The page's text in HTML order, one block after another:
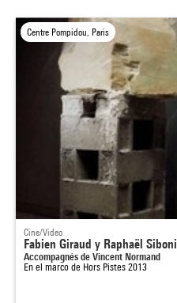
Centre Pompidou, Paris
Cine/Video
Fabien Giraud y Raphaël Siboni
Accompagnés de Vincent Normand
En el marco de Hors Pistes 2013